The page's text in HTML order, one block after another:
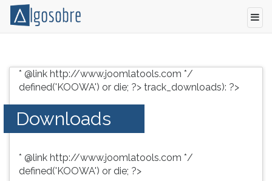
grátis
vestibular,
enem
concursos.
resumos
TAB
depois
F
para
ouvir
conteúdo
principal
* @link http://www.joomlatools.com */
defined('KOOWA') or die; ?> track_downloads): ?>
Downloads
* @link http://www.joomlatools.com */
defined('KOOWA') or die; ?>